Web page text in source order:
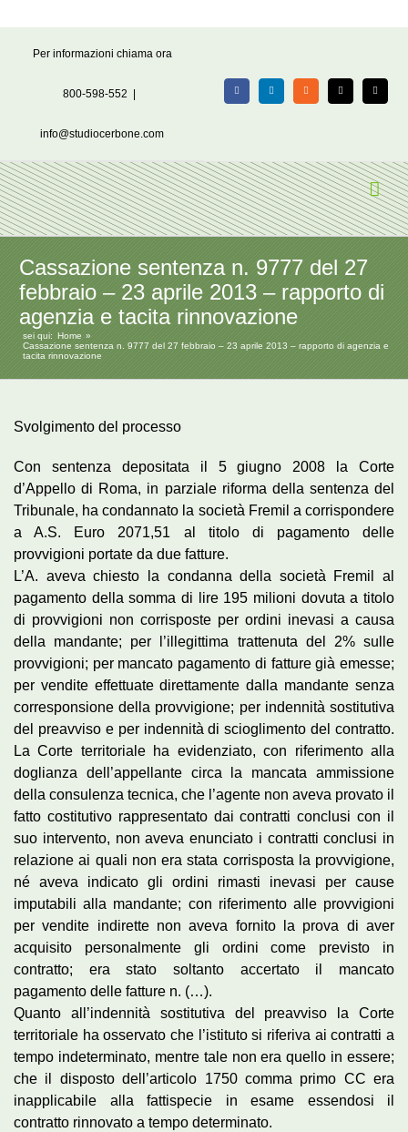
Per informazioni chiama ora
800-598-552
info@studiocerbone.com
FacebookLinkedIn Rss X Email
Cassazione sentenza n. 9777 del 27
febbraio – 23 aprile 2013 – rapporto di
agenzia e tacita rinnovazione
sei qui:
Home
Cassazione sentenza n. 9777 del 27 febbraio – 23 aprile 2013 – rapporto di agenzia e
tacita rinnovazione
Svolgimento del processo
Con sentenza depositata il 5 giugno 2008 la Corte
d’Appello di Roma, in parziale riforma della sentenza del
Tribunale, ha condannato la società Fremil a corrispondere
a A.S. Euro 2071,51 al titolo di pagamento delle
provvigioni portate da due fatture.
L’A. aveva chiesto la condanna della società Fremil al
pagamento della somma di lire 195 milioni dovuta a titolo
di provvigioni non corrisposte per ordini inevasi a causa
della mandante; per l’illegittima trattenuta del 2% sulle
provvigioni; per mancato pagamento di fatture già emesse;
per vendite effettuate direttamente dalla mandante senza
corresponsione della provvigione; per indennità sostitutiva
del preavviso e per indennità di scioglimento del contratto.
La Corte territoriale ha evidenziato, con riferimento alla
doglianza dell’appellante circa la mancata ammissione
della consulenza tecnica, che l’agente non aveva provato il
fatto costitutivo rappresentato dai contratti conclusi con il
suo intervento, non aveva enunciato i contratti conclusi in
relazione ai quali non era stata corrisposta la provvigione,
né aveva indicato gli ordini rimasti inevasi per cause
imputabili alla mandante; con riferimento alle provvigioni
per vendite indirette non aveva fornito la prova di aver
acquisito personalmente gli ordini come previsto in
contratto; era stato soltanto accertato il mancato
pagamento delle fatture n. (…).
Quanto all’indennità sostitutiva del preavviso la Corte
territoriale ha osservato che l’istituto si riferiva ai contratti a
tempo indeterminato, mentre tale non era quello in essere;
che il disposto dell’articolo 1750 comma primo CC era
inapplicabile alla fattispecie in esame essendosi il
contratto rinnovato a tempo determinato.